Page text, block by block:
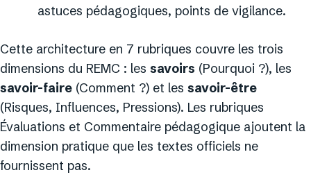
astuces pédagogiques, points de vigilance.
Cette architecture en 7 rubriques couvre les trois
dimensions du REMC : les savoirs (Pourquoi ?), les
savoir-faire (Comment ?) et les savoir-être
(Risques, Influences, Pressions). Les rubriques
Évaluations et Commentaire pédagogique ajoutent la
dimension pratique que les textes officiels ne
fournissent pas.